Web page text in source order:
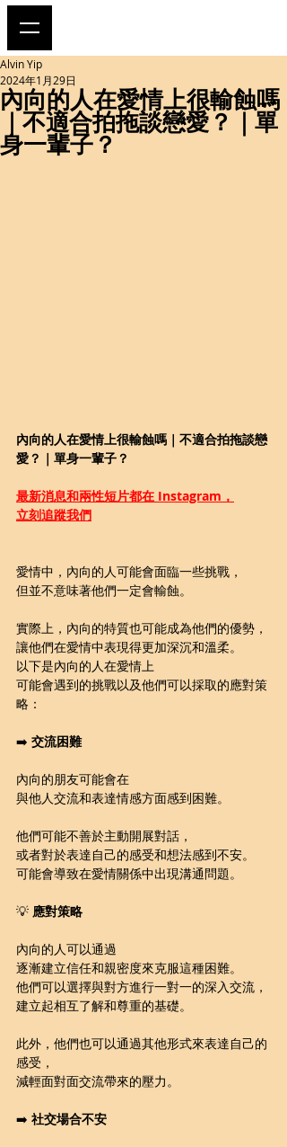
內向的人在愛情上很輸蝕嗎
｜不適合拍拖談戀愛？｜單
身一輩子？
Alvin Yip
2024年1月29日
內向的人在愛情上很輸蝕嗎｜不適合拍拖談戀
愛？｜單身一輩子？
最新消息和兩性短片都在 Instagram，
立刻追蹤我們
愛情中，內向的人可能會面臨一些挑戰，
但並不意味著他們一定會輸蝕。
實際上，內向的特質也可能成為他們的優勢，
讓他們在愛情中表現得更加深沉和溫柔。
以下是內向的人在愛情上
可能會遇到的挑戰以及他們可以採取的應對策
略：
➡️ 交流困難
內向的朋友可能會在
與他人交流和表達情感方面感到困難。
他們可能不善於主動開展對話，
或者對於表達自己的感受和想法感到不安。
可能會導致在愛情關係中出現溝通問題。
💡 應對策略
內向的人可以通過
逐漸建立信任和親密度來克服這種困難。
他們可以選擇與對方進行一對一的深入交流，
建立起相互了解和尊重的基礎。
此外，他們也可以通過其他形式來表達自己的
感受，
減輕面對面交流帶來的壓力。
➡️ 社交場合不安